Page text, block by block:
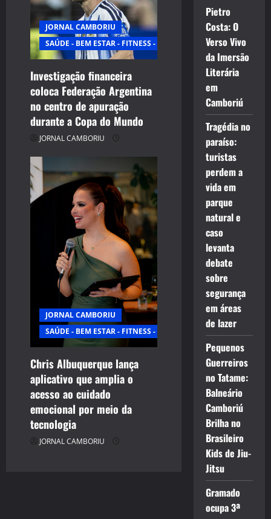
JORNAL CAMBORIU
SAÚDE - BEM ESTAR - FITNESS - ESPORTE
Investigação financeira
coloca Federação Argentina
no centro de apuração
durante a Copa do Mundo
JORNAL CAMBORIU
JORNAL CAMBORIU
SAÚDE - BEM ESTAR - FITNESS - ESPORTE
Chris Albuquerque lança
aplicativo que amplia o
acesso ao cuidado
emocional por meio da
tecnologia
JORNAL CAMBORIU
Pietro
Costa: O
Verso Vivo
da Imersão
Literária
em
Camboriú
Tragédia no
paraíso:
turistas
perdem a
vida em
parque
natural e
caso
levanta
debate
sobre
segurança
em áreas
de lazer
Pequenos
Guerreiros
no Tatame:
Balneário
Camboriú
Brilha no
Brasileiro
Kids de Jiu-
Jitsu
Gramado
ocupa 3ª